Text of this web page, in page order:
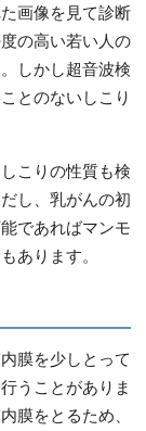
画像を見て診断
の高い若い人の
しかし超音波検
とのないしこり
こりの性質も検
し、乳がんの初
であればマンモ
あります。
膜を少しとって
うことがありま
膜をとるため、